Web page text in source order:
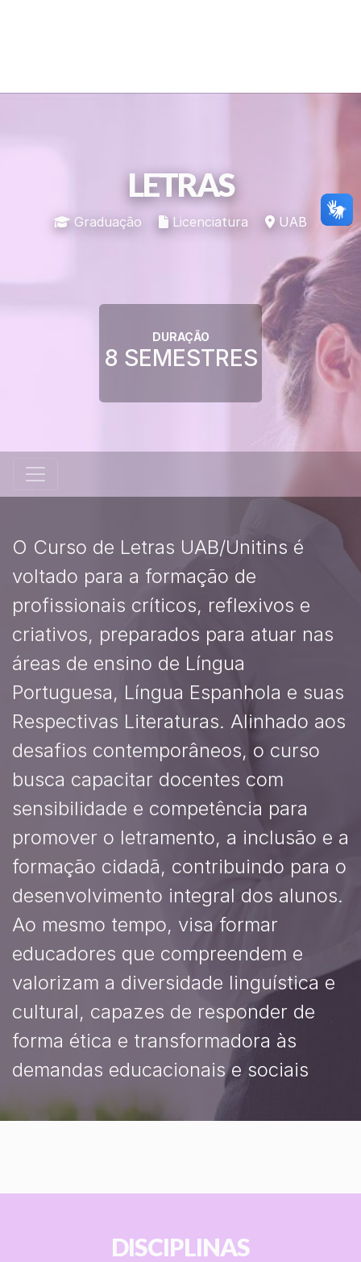
LETRAS
Graduação Licenciatura UAB
DURAÇÃO
8 SEMESTRES
O Curso de Letras UAB/Unitins é
voltado para a formação de
profissionais críticos, reflexivos e
criativos, preparados para atuar nas
áreas de ensino de Língua
Portuguesa, Língua Espanhola e suas
Respectivas Literaturas. Alinhado aos
desafios contemporâneos, o curso
busca capacitar docentes com
sensibilidade e competência para
promover o letramento, a inclusão e a
formação cidadã, contribuindo para o
desenvolvimento integral dos alunos.
Ao mesmo tempo, visa formar
educadores que compreendem e
valorizam a diversidade linguística e
cultural, capazes de responder de
forma ética e transformadora às
demandas educacionais e sociais
DISCIPLINAS